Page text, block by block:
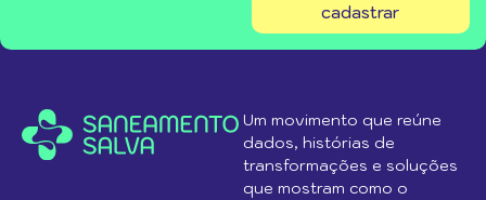
cadastrar
Um movimento que reúne
dados, histórias de
transformações e soluções
que mostram como o